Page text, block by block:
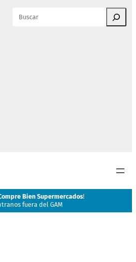
Buscar
Bien Supermercados!
fuera del GAM